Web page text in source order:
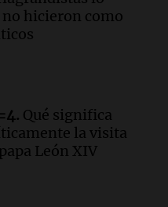
sociales
no hicieron como
Qué significa
la visita
León XIV